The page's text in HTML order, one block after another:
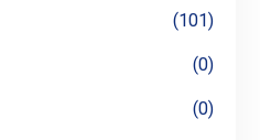
(101)
(0)
(0)